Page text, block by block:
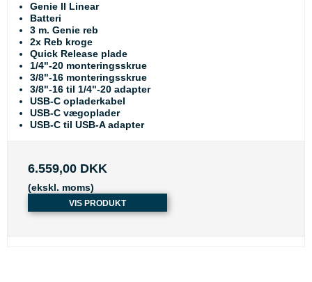
Genie II Linear
Batteri
3 m. Genie reb
2x Reb kroge
Quick Release plade
1/4"-20 monteringsskrue
3/8"-16 monteringsskrue
3/8"-16 til 1/4"-20 adapter
USB-C opladerkabel
USB-C vægoplader
USB-C til USB-A adapter
6.559,00 DKK
(ekskl. moms)
VIS PRODUKT